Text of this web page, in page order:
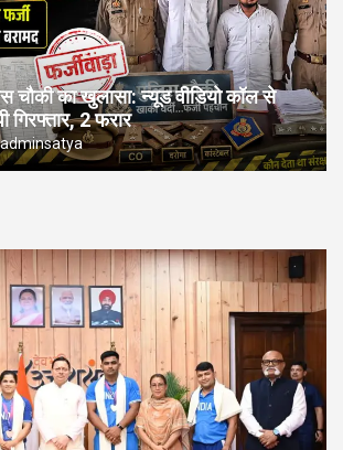
चौकी का खुलासा: न्यूड वीडियो कॉल से
2 फरार
adminsatya